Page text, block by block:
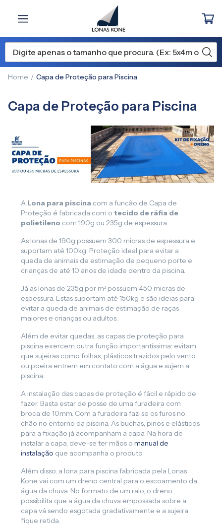
Home Capa de Proteção para Piscina
Capa de Proteção para Piscina
A Lona para piscina com a funcão de Capa de
Proteção é fabricada com o tecido de ráfia de
polietileno com 190g ou 235g de espessura.
As lonas de 190g possuem 300 micras de espessura e
suportam até 100kg. Proteção ideal para evitar a
queda de animais de estimação de pequeno porte e
crianças de até 10 anos de idade dentro da piscina.
Já as lonas de 235g por m² possuem 450 micras de
espessura. Estas suportam até 150kg e são ideias para
evitar a queda de animais de estimação de raças
maiores e crianças ou adultos.
Além de evitar quedas, as capas de proteção para
piscina exercem outra função importantíssima: evitam
que sujeiras como folhas, plásticos trazidos pelo vento,
ou poeira entrem em contato com a água e sujem a
piscina.
A instalação das capas de proteção é fácil e rápido de
fazer. Basta estar de posse de uma furadeira com
broca de 10mm. Com a furadeira faz-se os furos no
chão no entorno da piscina. As buchas, pinos e elásticos
para a fixação já acompanham a capa. Na hora de
instalar a capa, deve-se ter mãos o manual de
instalação que acompanha o produto.
Além disso, a lona para piscina fabricada pela Lonas
Kone vai com um dreno central para o escoamento da
água da chuva. No formato de um ralo, o dreno
possibilita que a água da chuva empossada sobre a
capa vá sendo esgotada gradativamente e a sujeira
fique retida.